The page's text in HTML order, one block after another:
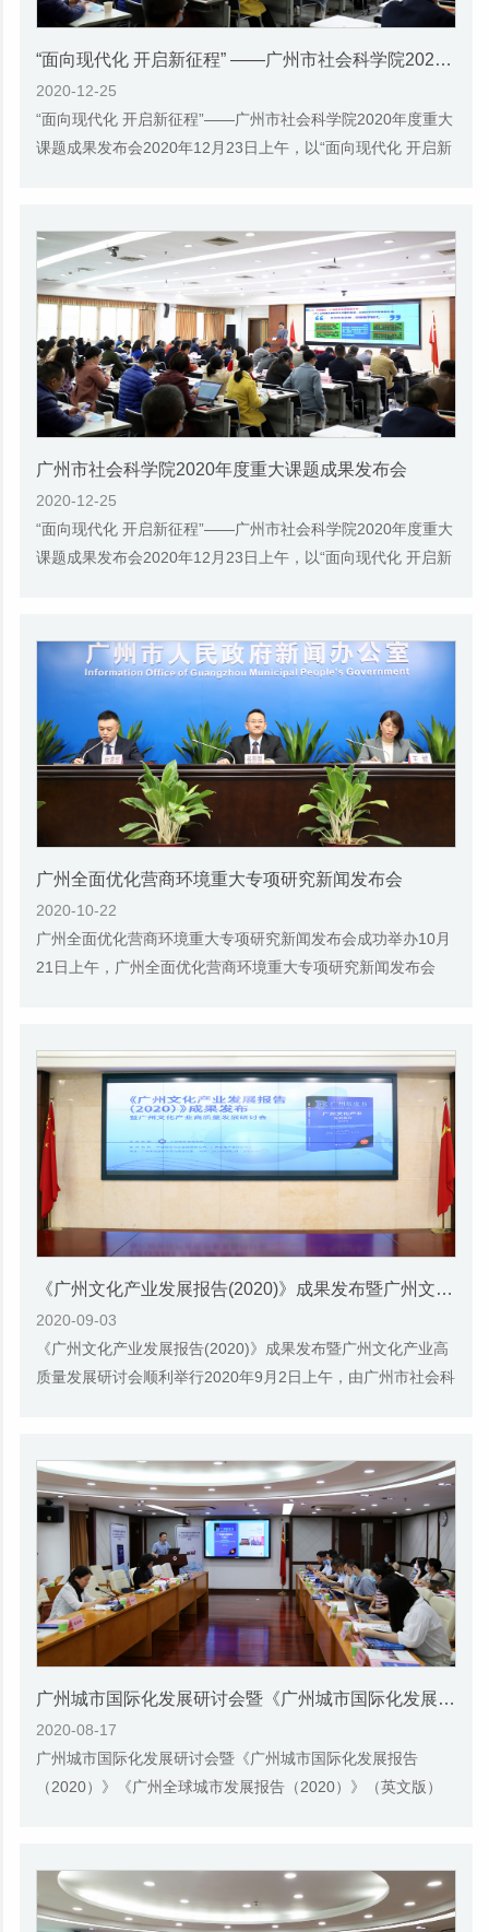
“面向现代化 开启新征程” ——广州市社会科学院2020年度重大课题成果发布会
2020-12-25
“面向现代化 开启新征程”——广州市社会科学院2020年度重大
课题成果发布会2020年12月23日上午，以“面向现代化 开启新
广州市社会科学院2020年度重大课题成果发布会
2020-12-25
“面向现代化 开启新征程”——广州市社会科学院2020年度重大
课题成果发布会2020年12月23日上午，以“面向现代化 开启新
广州全面优化营商环境重大专项研究新闻发布会
2020-10-22
广州全面优化营商环境重大专项研究新闻发布会成功举办10月
21日上午，广州全面优化营商环境重大专项研究新闻发布会
《广州文化产业发展报告(2020)》成果发布暨广州文化产业高质量发展研讨会
2020-09-03
《广州文化产业发展报告(2020)》成果发布暨广州文化产业高
质量发展研讨会顺利举行2020年9月2日上午，由广州市社会科
​广州城市国际化发展研讨会暨《广州城市国际化发展报告（2020）》《广州全球城市发展报告（2020）》（英文版）发布会
2020-08-17
广州城市国际化发展研讨会暨《广州城市国际化发展报告
（2020）》《广州全球城市发展报告（2020）》（英文版）